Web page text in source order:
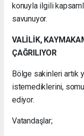
konuyla ilgili
savunuyor.
VALİLİK,
ÇAĞRILIYOR
Bölge sakinleri artık
istemediklerini,
ediyor.
Vatandaşlar;